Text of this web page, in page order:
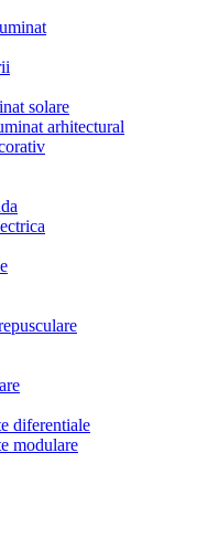
solare
arhitectural
diferentiale
modulare